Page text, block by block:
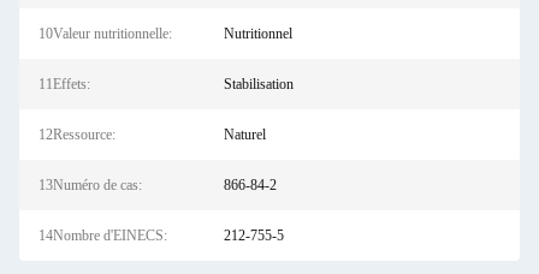
10Valeur nutritionnelle: Nutritionnel
11Effets: Stabilisation
12Ressource: Naturel
13Numéro de cas: 866-84-2
14Nombre d'EINECS: 212-755-5